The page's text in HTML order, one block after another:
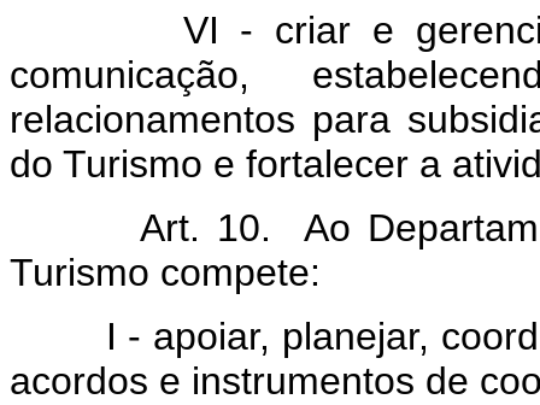
VI - criar e gerenciar
comunicação,
relacionamentos para
do Turismo e fortalecer a
Art. 10. Ao
Turismo compete:
I - apoiar, planejar,
acordos e instrumentos de